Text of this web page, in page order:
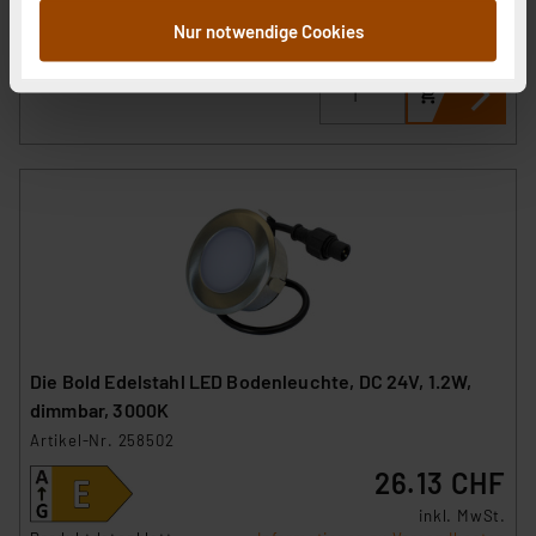
zusammen, die Sie ihnen bereitgestellt haben oder die
sie im Rahmen Ihrer Nutzung der Dienste gesammelt
stimmen Sie sowohl dem Speichern und Abrufen von
ausgewählten Verarbeitungszwecke (Art. 6 Abs.1a DSG-
VO) zu. Eine detaillierte Auflistung der einzelnen
Cookies nach Zweck und Anbieter ist durch Klick auf
den Button „Ablehnen oder Einstellungen“ abrufbar. Sie
können die Verwendung nicht notwendiger Cookies
Weiterverarbeitung dieser Daten zur Auswertung und
Analyse bis zum Zeitpunkt des Widerrufs bleibt hiervon
Nur notwendige Cookies
Informationen zu Versandkosten
Die Bold Edelstahl LED Bodenleuchte, DC 24V, 1.2W,
dimmbar, 3000K
Artikel-Nr. 258502
26.13 CHF
inkl. MwSt.